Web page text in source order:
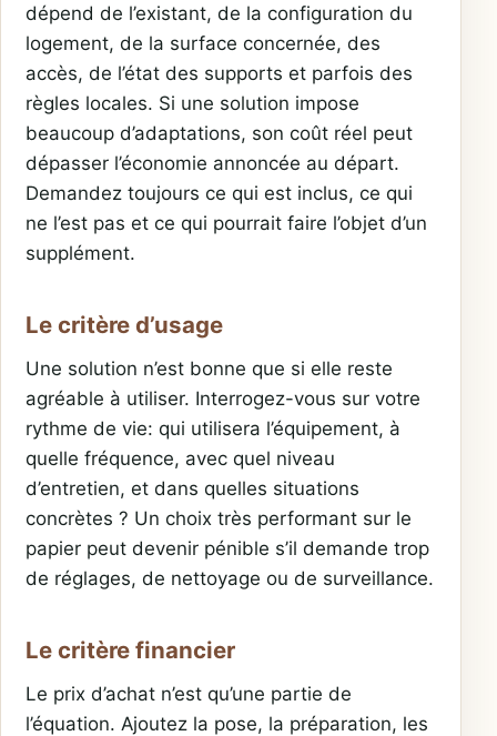
dépend de l’existant, de la configuration du
logement, de la surface concernée, des
accès, de l’état des supports et parfois des
règles locales. Si une solution impose
beaucoup d’adaptations, son coût réel peut
dépasser l’économie annoncée au départ.
Demandez toujours ce qui est inclus, ce qui
ne l’est pas et ce qui pourrait faire l’objet d’un
supplément.
Le critère d’usage
Une solution n’est bonne que si elle reste
agréable à utiliser. Interrogez-vous sur votre
rythme de vie: qui utilisera l’équipement, à
quelle fréquence, avec quel niveau
d’entretien, et dans quelles situations
concrètes ? Un choix très performant sur le
papier peut devenir pénible s’il demande trop
de réglages, de nettoyage ou de surveillance.
Le critère financier
Le prix d’achat n’est qu’une partie de
l’équation. Ajoutez la pose, la préparation, les